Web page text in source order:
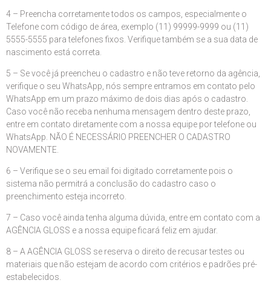
4 – Preencha corretamente todos os campos, especialmente o
Telefone com código de área, exemplo (11) 99999-9999 ou (11)
5555-5555 para telefones fixos. Verifique também se a sua data de
nascimento está correta.
5 – Se você já preencheu o cadastro e não teve retorno da agência,
verifique o seu WhatsApp, nós sempre entramos em contato pelo
WhatsApp em um prazo máximo de dois dias após o cadastro.
Caso você não receba nenhuma mensagem dentro deste prazo,
entre em contato diretamente com a nossa equipe por telefone ou
WhatsApp. NÃO É NECESSÁRIO PREENCHER O CADASTRO
NOVAMENTE.
6 – Verifique se o seu email foi digitado corretamente pois o
sistema não permitrá a conclusão do cadastro caso o
preenchimento esteja incorreto.
7 – Caso você ainda tenha alguma dúvida, entre em contato com a
AGÊNCIA GLOSS e a nossa equipe ficará feliz em ajudar.
8 – A AGÊNCIA GLOSS se reserva o direito de recusar testes ou
materiais que não estejam de acordo com critérios e padrões pré-
estabelecidos.